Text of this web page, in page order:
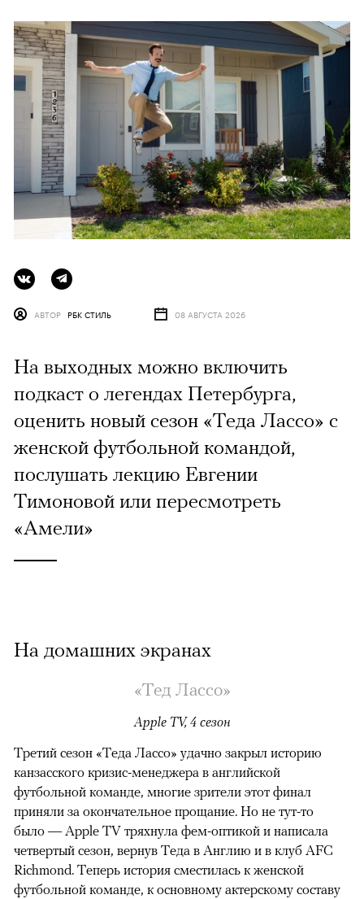
АВТОР РБК СТИЛЬ 08 АВГУСТА 2026
На выходных можно включить
подкаст о легендах Петербурга,
оценить новый сезон «Теда Лассо» с
женской футбольной командой,
послушать лекцию Евгении
Тимоновой или пересмотреть
«Амели»
На домашних экранах
«Тед Лассо»
Apple TV, 4 сезон
Третий сезон «Теда Лассо» удачно закрыл историю
канзасского кризис-менеджера в английской
футбольной команде, многие зрители этот финал
приняли за окончательное прощание. Но не тут-то
было — Apple TV тряхнула фем-оптикой и написала
четвертый сезон, вернув Теда в Англию и в клуб AFC
Richmond. Теперь история сместилась к женской
футбольной команде, к основному актерскому составу